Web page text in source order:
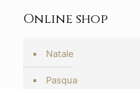
Online shop
Natale
Pasqua